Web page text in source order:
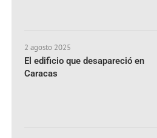
2 agosto 2025
El edificio que desapareció en
Caracas